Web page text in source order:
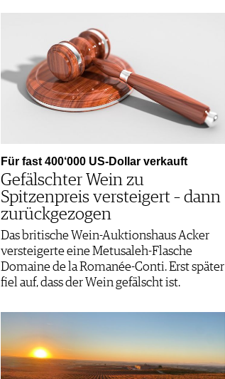
Für fast 400‘000 US-Dollar verkauft
Gefälschter Wein zu
Spitzenpreis versteigert – dann
zurückgezogen
Das britische Wein-Auktionshaus Acker
versteigerte eine Metusaleh-Flasche
Domaine de la Romanée-Conti. Erst später
fiel auf, dass der Wein gefälscht ist.